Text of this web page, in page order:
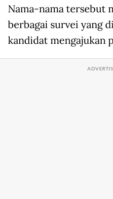
Nama-nama tersebut
berbagai survei yang
kandidat mengajukan